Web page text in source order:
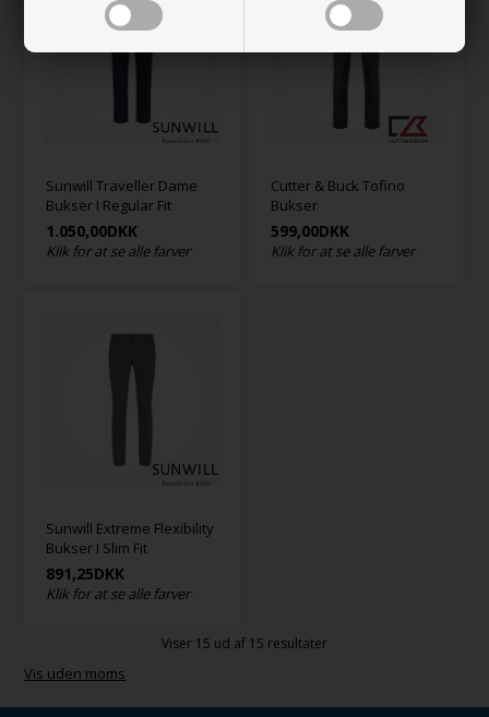
Sunwill Traveller Dame
Bukser I Regular Fit
1.050,00DKK
Klik for at se alle farver
Cutter & Buck Tofino
Bukser
599,00DKK
Klik for at se alle farver
Sunwill Extreme Flexibility
Bukser I Slim Fit
891,25DKK
Klik for at se alle farver
Viser 15 ud af 15 resultater
Vis uden moms